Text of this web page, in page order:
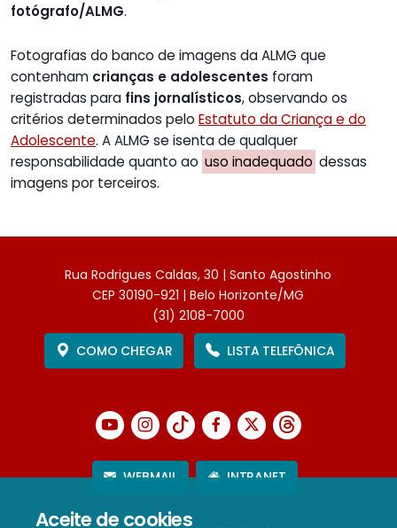
Aceite de cookies
fotógrafo/ALMG.
Fotografias do banco de imagens da ALMG que
contenham crianças e adolescentes foram
registradas para fins jornalísticos, observando os
critérios determinados pelo Estatuto da Criança e do
Adolescente. A ALMG se isenta de qualquer
responsabilidade quanto ao uso inadequado dessas
imagens por terceiros.
Rua Rodrigues Caldas, 30 | Santo Agostinho
CEP 30190-921 | Belo Horizonte/MG
(31) 2108-7000
COMO CHEGAR
LISTA TELEFÔNICA
WEBMAIL INTRANET